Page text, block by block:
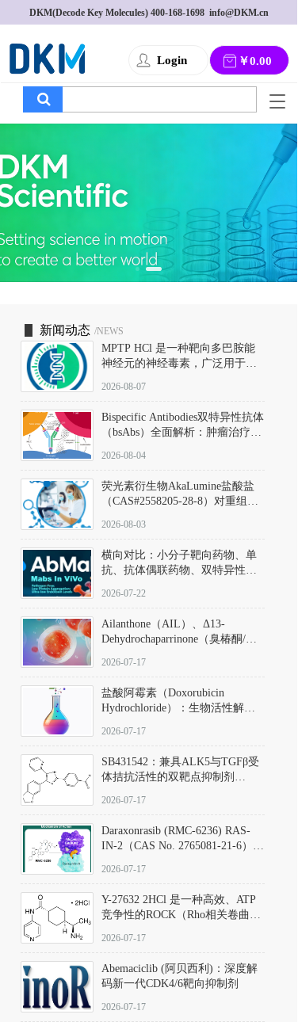
DKM(Decode Key Molecules) 400-168-1698
  info@DKM.cn
Login ￥0.00
T
g
g
l
a
v
i
g
a
新闻动态 /NEWS
MPTP HCl 是一种靶向多巴胺能
神经元的神经毒素，广泛用于构
以盐酸盐形式存在，可触发线粒
体介导的神经元凋亡。其经典应
用即为选择性损毁中脑黑质致密
部多巴胺能神经元，从而可靠模
拟帕金森病的核心病理与行为表
2026-08-07
Bispecific Antibodies双特异性抗体
（bsAbs）全面解析：肿瘤治疗的
2026-08-04
荧光素衍生物AkaLumine盐酸盐
（CAS#2558205-28-8）对重组萤
数（Km）为2.06 μM；其近红外
发光特性赋予优异的组织穿透能
力，大幅增强成像信噪比，从而
实现活体动物模型中极低给药剂
量下的高灵敏度、非侵入式生物
2026-08-03
横向对比：小分子靶向药物、单
抗、抗体偶联药物、双特异性抗
及应用瓶颈
2026-07-22
Ailanthone（AIL）、Δ13-
Dehydrochaparrinone（臭椿酮/臭
DKM货号 D806885
2026-07-17
盐酸阿霉素（Doxorubicin
Hydrochloride）：生物活性解
范
2026-07-17
SB431542：兼具ALK5与TGFβ受
体拮抗活性的双靶点抑制剂
D801067）
2026-07-17
Daraxonrasib (RMC-6236) RAS-
IN-2（CAS No. 2765081-21-6）：
向KRAS/NRAS/HRAS的广谱RAS
2026-07-17
Y-27632 2HCl 是一种高效、ATP
竞争性的ROCK（Rho相关卷曲螺
同等抑制ROCK1与ROCK2；其通
过精准嵌入激酶的ATP结合位点
发挥抑制作用，对ROCK1和
ROCK2的解离常数（Ki）分别为
140 nM和300 nM；在众多丝氨酸/
2026-07-17
Abemaciclib (阿贝西利)：深度解
码新一代CDK4/6靶向抑制剂
2026-07-17